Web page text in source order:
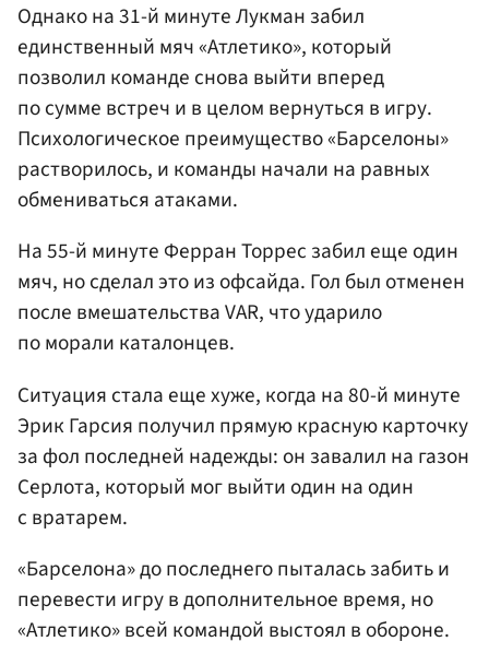
Однако на 31-й минуте Лукман забил
единственный мяч «Атлетико», который
позволил команде снова выйти вперед
по сумме встреч и в целом вернуться в игру.
Психологическое преимущество «Барселоны»
растворилось, и команды начали на равных
обмениваться атаками.
На 55-й минуте Ферран Торрес забил еще один
мяч, но сделал это из офсайда. Гол был отменен
после вмешательства VAR, что ударило
по морали каталонцев.
Ситуация стала еще хуже, когда на 80-й минуте
Эрик Гарсия получил прямую красную карточку
за фол последней надежды: он завалил на газон
Серлота, который мог выйти один на один
с вратарем.
«Барселона» до последнего пыталась забить и
перевести игру в дополнительное время, но
«Атлетико» всей командой выстоял в обороне.